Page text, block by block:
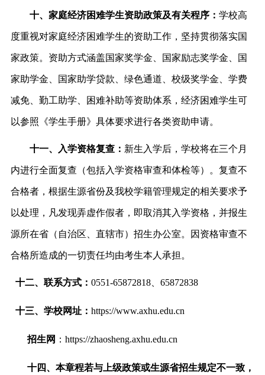
十、家庭经济困难学生资助政策及有关程序： 学校高
度重视对家庭经济困难学生的资助工作，坚持贯彻落实国
家政策。资助方式涵盖国家奖学金、国家励志奖学金、国
家助学金、国家助学贷款、绿色通道、校级奖学金、学费
减免、勤工助学、困难补助等资助体系，经济困难学生可
以参照《学生手册》具体要求进行各类资助申请。
十一、入学资格复查： 新生入学后，学校将在三个月
内进行全面复查（包括入学资格审查和体检等）。复查不
合格者，根据生源省份及我校学籍管理规定的相关要求予
以处理，凡发现弄虚作假者，即取消其入学资格，并报生
源所在省（自治区、直辖市）招生办公室。因资格审查不
合格所造成的一切责任均由考生本人承担。
十二、联系方式： 0551-65872818、65872838
十三、学校网址： https://www.axhu.edu.cn
招生网 ： https://zhaosheng.axhu.edu.cn
十四、本章程若与上级政策或生源省招生规定不一致，